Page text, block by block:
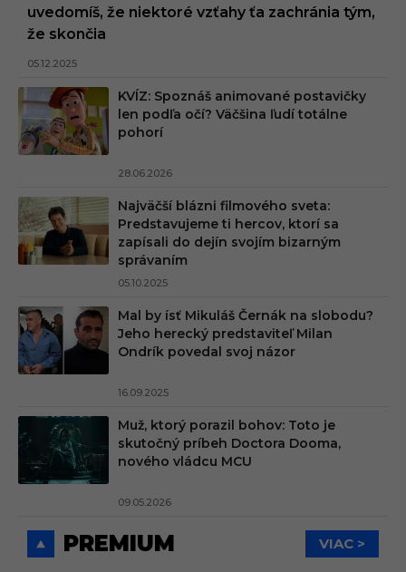
uvedomíš, že niektoré vzťahy ťa zachránia tým,
že skončia
05.12.2025
KVÍZ: Spoznáš animované postavičky
len podľa očí? Väčšina ľudí totálne
pohorí
28.06.2026
Najväčší blázni filmového sveta:
Predstavujeme ti hercov, ktorí sa
zapísali do dejín svojím bizarným
správaním
05.10.2025
Mal by ísť Mikuláš Černák na slobodu?
Jeho herecký predstaviteľ Milan
Ondrík povedal svoj názor
16.09.2025
Muž, ktorý porazil bohov: Toto je
skutočný príbeh Doctora Dooma,
nového vládcu MCU
09.05.2026
PREMIUM VIAC >